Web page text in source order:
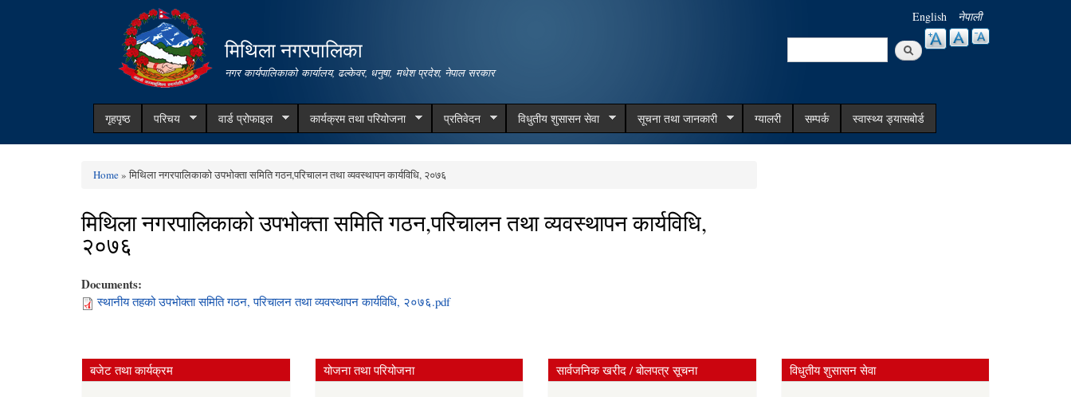
मिथिला नगरपालिका
नगर कार्यपालिकाको कार्यालय, ढल्केवर, धनुषा, मधेश प्रदेश, नेपाल सरकार
English नेपाली
Search
गृहपृष्ठ परिचय वार्ड प्रोफाइल कार्यक्रम तथा परियोजना प्रतिवेदन विधुतीय शुसासन सेवा सूचना तथा जानकारी ग्यालरी सम्पर्क स्वास्थ्य ड्यासबोर्ड
Home» मिथिला नगरपालिकाको उपभोक्ता समिति गठन,परिचालन तथा व्यवस्थापन कार्यविधि, २०७६
मिथिला नगरपालिकाको उपभोक्ता समिति गठन,परिचालन तथा व्यवस्थापन कार्यविधि,
२०७६
Documents:
स्थानीय तहको उपभोक्ता समिति गठन, परिचालन तथा व्यवस्थापन कार्यविधि, २०७६.pdf
बजेट तथा कार्यक्रम योजना तथा परियोजना सार्वजनिक खरीद / बोलपत्र सूचना विधुतीय शुसासन सेवा